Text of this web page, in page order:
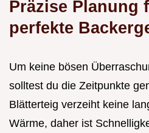
Präzise Planung
perfekte
Um keine bösen
solltest du die Zeitpunkte
Blätterteig verzeiht keine
Wärme, daher ist